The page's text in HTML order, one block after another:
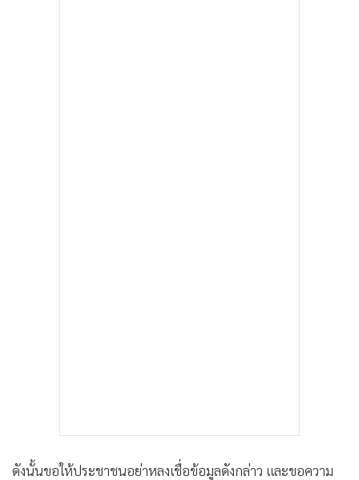
ดังนั้นขอให้ประชาชนอย่าหลงเชื่อข้อมูลดังกล่าว และขอความ